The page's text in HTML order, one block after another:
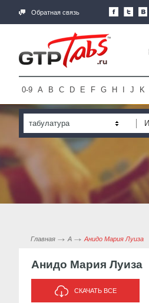
Обратная связь
0-9 A B C D E F G H J K
табулатура
Главная А Анидо Мария Луиза
Анидо Мария Луиза
СКАЧАТЬ ВСЕ